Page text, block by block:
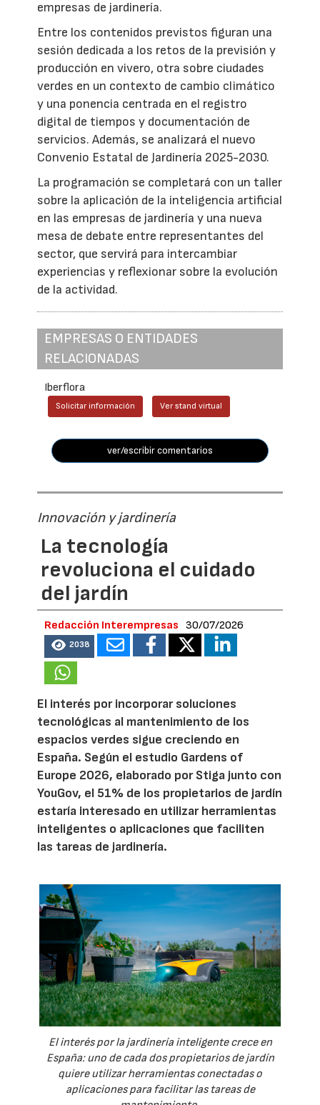
empresas de jardinería.
Entre los contenidos previstos figuran una
sesión dedicada a los retos de la previsión y
producción en vivero, otra sobre ciudades
verdes en un contexto de cambio climático
y una ponencia centrada en el registro
digital de tiempos y documentación de
servicios. Además, se analizará el nuevo
Convenio Estatal de Jardinería 2025-2030.
La programación se completará con un taller
sobre la aplicación de la inteligencia artificial
en las empresas de jardinería y una nueva
mesa de debate entre representantes del
sector, que servirá para intercambiar
experiencias y reflexionar sobre la evolución
de la actividad.
EMPRESAS O ENTIDADES
RELACIONADAS
Iberflora
Solicitar información Ver stand virtual
ver/escribir comentarios
Innovación y jardinería
La tecnología
revoluciona el cuidado
del jardín
Redacción Interempresas 30/07/2026
2038
El interés por incorporar soluciones
tecnológicas al mantenimiento de los
espacios verdes sigue creciendo en
España. Según el estudio Gardens of
Europe 2026, elaborado por Stiga junto con
YouGov, el 51% de los propietarios de jardín
estaría interesado en utilizar herramientas
inteligentes o aplicaciones que faciliten
las tareas de jardinería.
El interés por la jardinería inteligente crece en
España: uno de cada dos propietarios de jardín
quiere utilizar herramientas conectadas o
aplicaciones para facilitar las tareas de